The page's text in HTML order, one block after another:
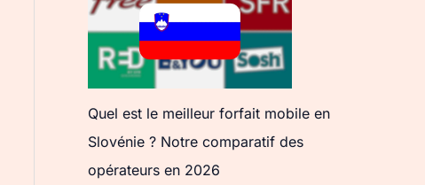
Quel est le meilleur forfait mobile en
Slovénie ? Notre comparatif des
opérateurs en 2026